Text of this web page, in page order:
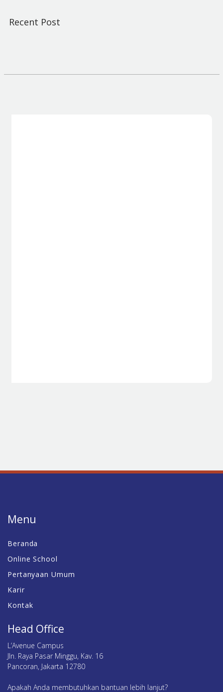
Recent Post
Menu
Beranda
Online School
Pertanyaan Umum
Karir
Kontak
Head Office
L’Avenue Campus
Jln. Raya Pasar Minggu, Kav. 16
Pancoran, Jakarta 12780
Apakah Anda membutuhkan bantuan lebih lanjut?